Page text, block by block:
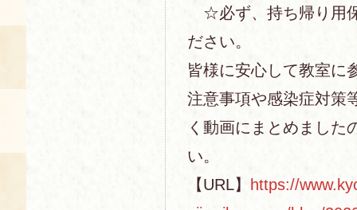
☆必ず、持ち帰り用
ださい。
皆様に安心して教室に
注意事項や感染症対策
く動画にまとめました
い。
【URL】 https://